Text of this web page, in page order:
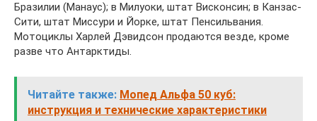
Бразилии (Манаус); в Милуоки, штат Висконсин; в Канзас-
Сити, штат Миссури и Йорке, штат Пенсильвания.
Мотоциклы Харлей Дэвидсон продаются везде, кроме
разве что Антарктиды.
Читайте также: Мопед Альфа 50 куб:
инструкция и технические характеристики